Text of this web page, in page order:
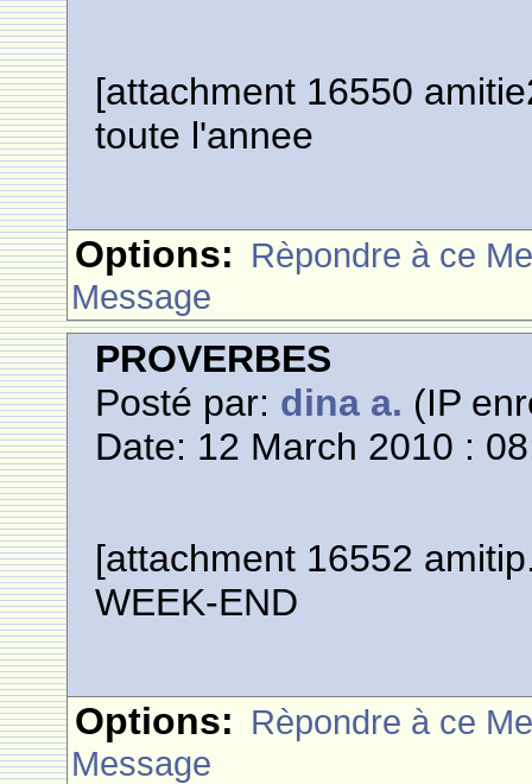
[attachment 16550
toute l'annee
Options: Rèpondre à ce
Message
PROVERBES
Posté par: dina a. (IP
Date: 12 March 2010 :
[attachment 16552
WEEK-END
Options: Rèpondre à ce
Message